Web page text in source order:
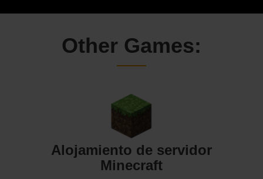
Other Games:
Alojamiento de servidor
Minecraft